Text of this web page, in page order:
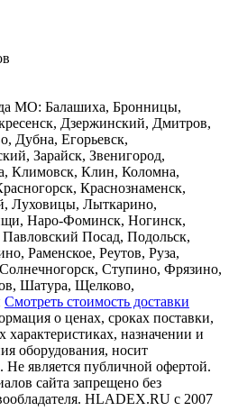
МО: Балашиха, Бронницы,
Дзержинский, Дмитров,
Дубна, Егорьевск,
Зарайск, Звенигород,
Климовск, Клин, Коломна,
Краснознаменск,
Луховицы, Лыткарино,
Наро-Фоминск, Ногинск,
Посад, Подольск,
Раменское, Реутов, Руза,
Ступино, Фрязино,
Шатура, Щелково,
Смотреть стоимость доставки
о ценах, сроках поставки,
назначении и
оборудования, носит
Не является публичной офертой.
сайта запрещено без
HLADEX.RU c 2007